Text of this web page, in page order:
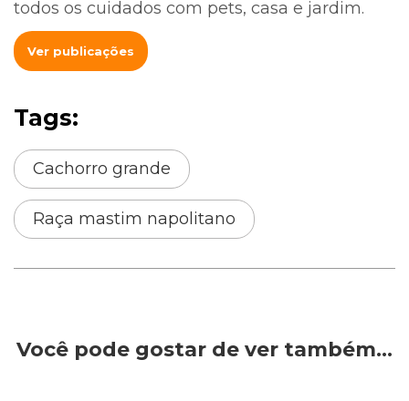
todos os cuidados com pets, casa e jardim.
Ver publicações
Tags:
Cachorro grande
Raça mastim napolitano
Você pode gostar de ver também…